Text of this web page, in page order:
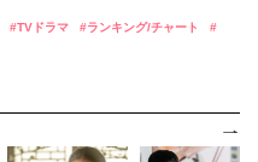
TVドラマ
ランキング/チャート